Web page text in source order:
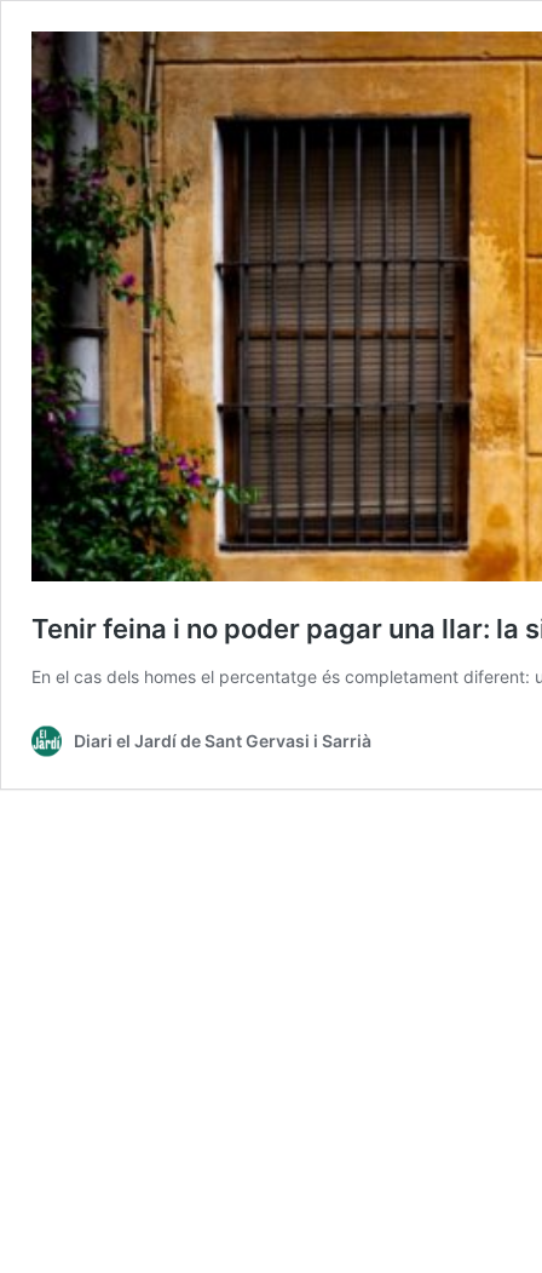
Tenir feina i no poder pagar una llar: la
En el cas dels homes el percentatge és completament diferent:
Diari el Jardí de Sant Gervasi i Sarrià